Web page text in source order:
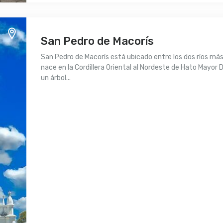
San Pedro de Macorís
San Pedro de Macorís está ubicado entre los dos ríos
nace en la Cordillera Oriental al Nordeste de Hato Mayor
un árbol...